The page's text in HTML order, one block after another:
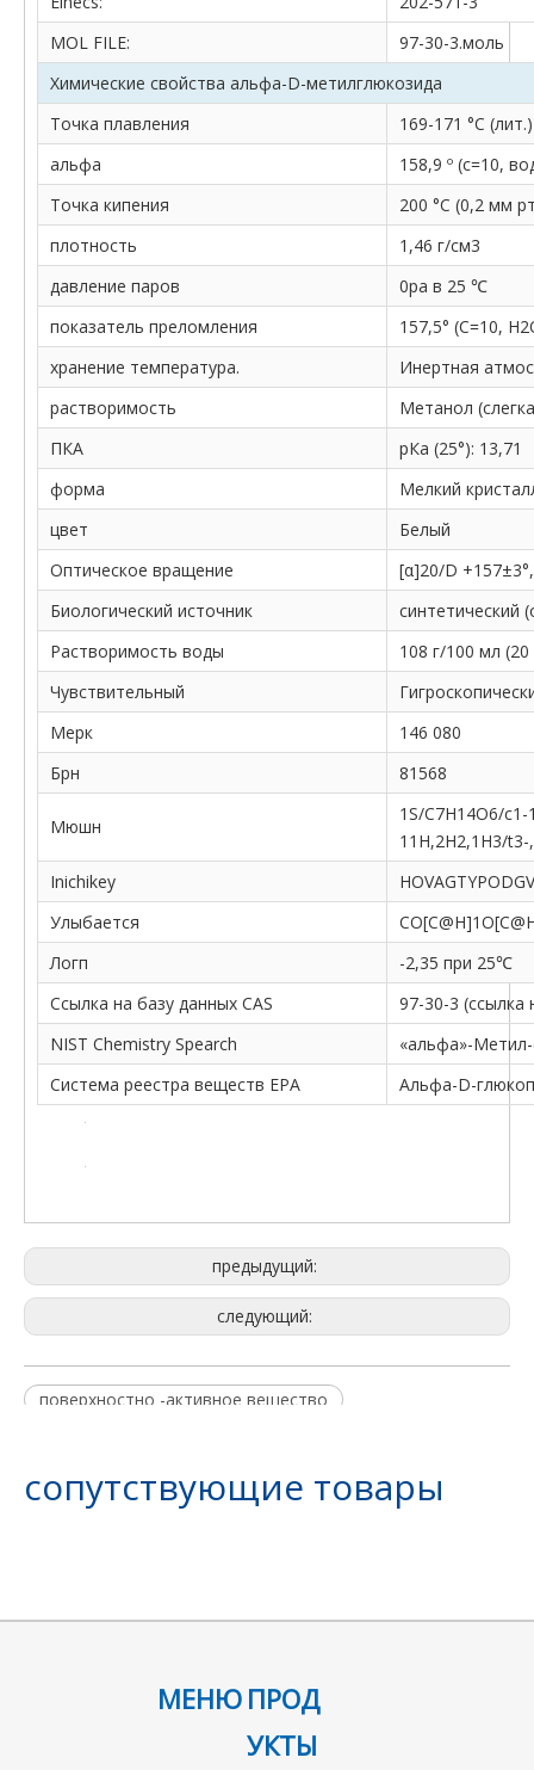
MOL FILE:
97-30-3.моль
Химические свойства альфа-D-метилглюкозида
Точка плавления
169-171 °С (лит.)
альфа
158,9 º (c=10,
Точка кипения
200 °С (0,2 мм
плотность
1,46 г/см3
давление паров
0pa в 25 ℃
показатель преломления
157,5° (С=10,
хранение температура.
Инертная
растворимость
Метанол
ПКА
рКа (25°): 13,71
форма
Мелкий
цвет
Белый
Оптическое вращение
[α]20/D
Биологический источник
синтетический
Растворимость воды
108 г/100 мл (20
Чувствительный
Мерк
146 080
Брн
81568
Мюшн
1S/C7H14O6/
11H,2H2,1H3/
Inichikey
Улыбается
Логп
-2,35 при 25℃
Ссылка на базу данных CAS
97-30-3 (ссылка
NIST Chemistry Spearch
«альфа»-
Система реестра веществ EPA
Альфа-D-
предыдущий:
следующий:
поверхностно -активное вещество
сопутствующие товары
МЕНЮ ПРОД
УКТЫ